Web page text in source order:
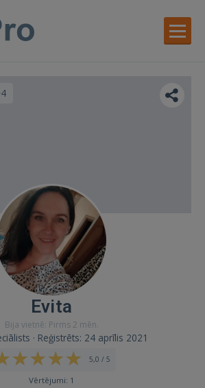
Evita
Bija vietnē: Pirms 2 mēn.
· Reģistrēts: 24 aprīlis 2021
5,0 / 5
Vērtējumi: 1